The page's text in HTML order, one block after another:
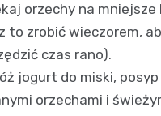
orzechy na mniejsze
to zrobić wieczorem,
czas rano).
jogurt do miski, posyp
orzechami i